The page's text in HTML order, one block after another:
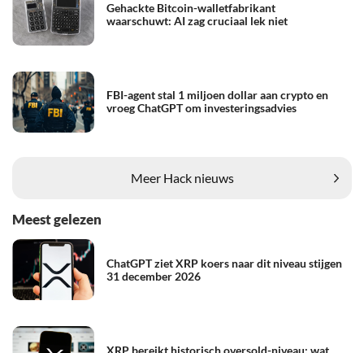
Gehackte Bitcoin-walletfabrikant
waarschuwt: AI zag cruciaal lek niet
FBI-agent stal 1 miljoen dollar aan crypto en
vroeg ChatGPT om investeringsadvies
Meer Hack nieuws
Meest gelezen
ChatGPT ziet XRP koers naar dit niveau stijgen
31 december 2026
XRP bereikt historisch oversold-niveau: wat